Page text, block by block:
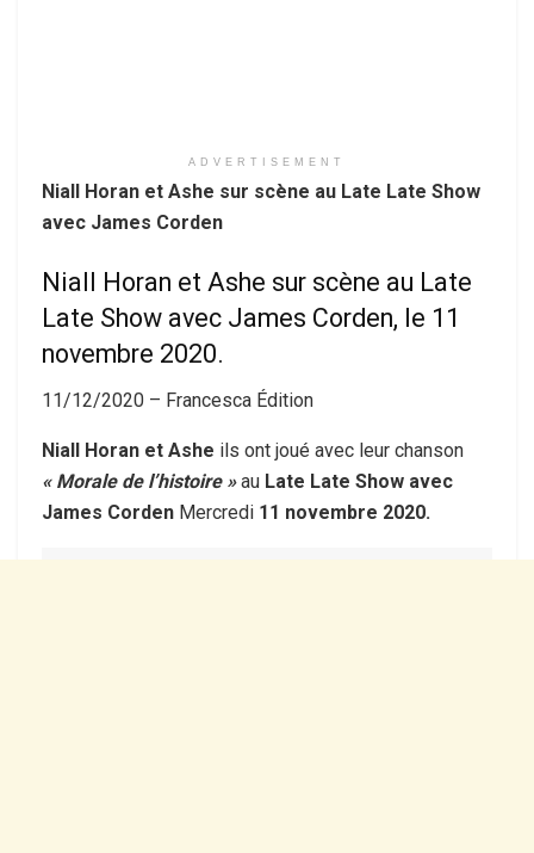
ADVERTISEMENT
Niall Horan et Ashe sur scène au Late Late Show
avec James Corden
Niall Horan et Ashe sur scène au Late
Late Show avec James Corden, le 11
novembre 2020.
11/12/2020 – Francesca Édition
Niall Horan et Ashe ils ont joué avec leur chanson
« Morale de l’histoire » au Late Late Show avec
James Corden Mercredi 11 novembre 2020.